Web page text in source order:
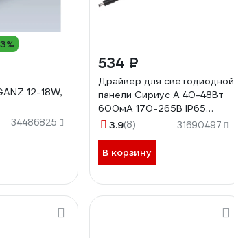
12-18W,
34486825
534 ₽
Драйвер для светодиодной
панели Сириус А 40-48Вт
600мА 170-265В IP65
СириусА SPL-40W-Driver
3.9(8) 31690497
В корзину